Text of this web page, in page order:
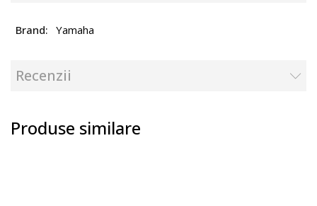
Yamaha
Recenzii
Produse similare